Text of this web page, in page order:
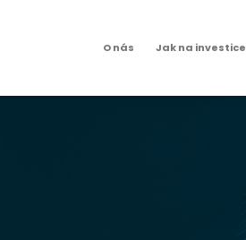
O nás Jak na investice